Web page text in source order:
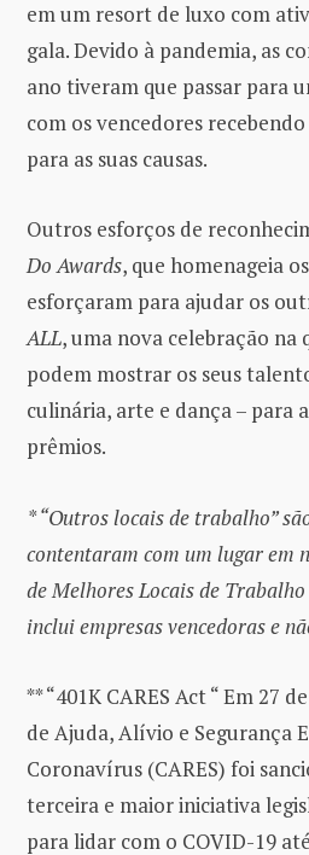
em um resort de luxo com
gala. Devido à pandemia, as
ano tiveram que passar para
com os vencedores
para as suas causas.
Outros esforços de
Do Awards, que homenageia
esforçaram para ajudar os
ALL, uma nova celebração na
podem mostrar os seus
culinária, arte e dança – para
prêmios.
* “Outros locais de trabalho”
contentaram com um lugar em
de Melhores Locais de
inclui empresas vencedoras e
** “401K CARES Act “ Em 27
de Ajuda, Alívio e Segurança
Coronavírus (CARES) foi
terceira e maior iniciativa
para lidar com o COVID-19